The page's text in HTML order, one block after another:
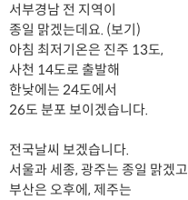
서부경남 전 지역이
종일 맑겠는데요. (보기)
아침 최저기온은 진주 13도,
사천 14도로 출발해
한낮에는 24도에서
26도 분포 보이겠습니다.
전국날씨 보겠습니다.
서울과 세종, 광주는 종일 맑겠고
부산은 오후에, 제주는